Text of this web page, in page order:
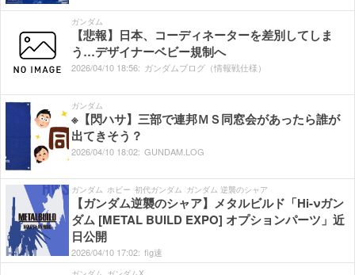
ガンダム
【悲報】日本、コーディネーターを差別してしま
う…デザイナーベビー規制へ
2026/04/10 18:56: ガンダムブログ（情報戦仕様）
ガンダム
※【閃ハサ】三部で連邦ＭＳ同窓会があったら誰が
出てきそう？
2026/04/10 18:02: GUNDAM.LOG
ガンダム ホビー 初代ガンダム ガンダム 逆襲のシャア
【ガンダム逆襲のシャア】メタルビルド「Hi-νガン
ダム [METAL BUILD EXPO] オプションパーツ」近
日公開
2026/04/10 17:02: fig速